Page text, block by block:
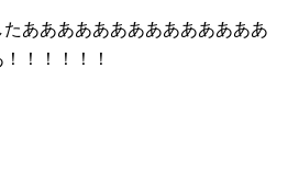
ああああああああああああああ
！！！！！